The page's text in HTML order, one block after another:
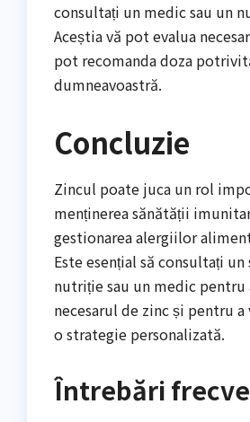
consultați un medic sau un
Aceștia vă pot evalua
pot recomanda doza
dumneavoastră.
Concluzie
Zincul poate juca un rol
menținerea sănătății
gestionarea alergiilor
Este esențial să consultați
nutriție sau un medic pentru
necesarul de zinc și pentru a
o strategie personalizată.
Întrebări